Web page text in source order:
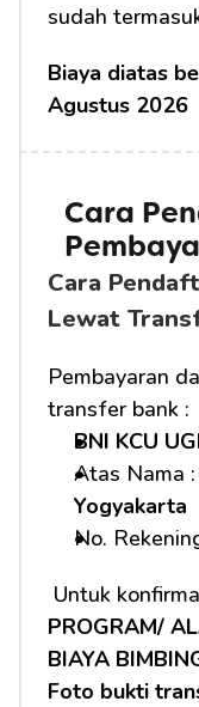
sudah
Biaya diatas
Agustus 2026
Cara
Cara
Lewat
Pembayaran
transfer bank :
BNI KCU
Atas Nama :
Yogyakarta
No.
Untuk
PROGRAM/
BIAYA
Foto bukti